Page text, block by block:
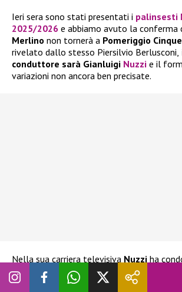
Ieri sera sono stati presentati i palinsesti
2025/2026 e abbiamo avuto la conferma
Merlino non tornerà a Pomeriggio Cinque
rivelato dallo stesso Piersilvio Berlusconi,
conduttore sarà Gianluigi Nuzzi e il
variazioni non ancora ben precisate.
Nella sua carriera televisiva Nuzzi ha
trasmissioni suRete 4, come per esempio
Segreti e delitti. Dal 2023 è stato